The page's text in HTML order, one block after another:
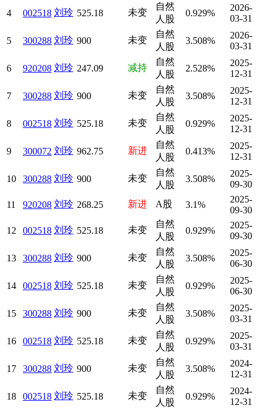
4 002518 刘玲 525.18 未变
自然
人股
0.929%
2026-
03-31
5 300288 刘玲 900 未变
自然
人股
3.508%
2026-
03-31
6 920208 刘玲 247.09 减持
自然
人股
2.528%
2025-
12-31
7 300288 刘玲 900 未变
自然
人股
3.508%
2025-
12-31
8 002518 刘玲 525.18 未变
自然
人股
0.929%
2025-
12-31
9 300072 刘玲 962.75 新进
自然
人股
0.413%
2025-
12-31
10 300288 刘玲 900 未变
自然
人股
3.508%
2025-
09-30
11
920208 刘玲 268.25 新进 A股 3.1%
2025-
09-30
12
002518 刘玲 525.18 未变
自然
人股
0.929%
2025-
09-30
13 300288 刘玲 900 未变
自然
人股
3.508%
2025-
06-30
14 002518 刘玲 525.18 未变
自然
人股
0.929%
2025-
06-30
15 300288 刘玲 900 未变
自然
人股
3.508%
2025-
03-31
16 002518 刘玲 525.18 未变
自然
人股
0.929%
2025-
03-31
17 300288 刘玲 900 未变
自然
人股
3.508%
2024-
12-31
18 002518 刘玲 525.18 未变
自然
人股
0.929%
2024-
12-31